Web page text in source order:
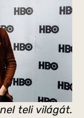
teli világát.